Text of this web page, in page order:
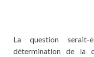
La question
détermination de la